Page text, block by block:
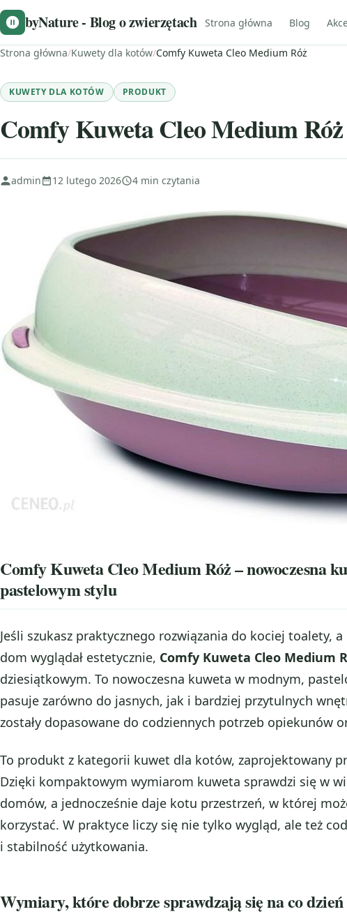
byNature - Blog o zwierzętach Strona główna Blog
Strona główna/Kuwety dla kotów/Comfy Kuweta Cleo Medium Róż
KUWETY DLA KOTÓW PRODUKT
Comfy Kuweta Cleo Medium Róż
admin 12 lutego 2026 4 min czytania
Comfy Kuweta Cleo Medium Róż – nowoczesna
pastelowym stylu
Jeśli szukasz praktycznego rozwiązania do kociej toalety,
dom wyglądał estetycznie, Comfy Kuweta Cleo Medium
dziesiątkowym. To nowoczesna kuweta w modnym,
pasuje zarówno do jasnych, jak i bardziej przytulnych
zostały dopasowane do codziennych potrzeb opiekunów
To produkt z kategorii kuwet dla kotów, zaprojektowany
Dzięki kompaktowym wymiarom kuweta sprawdzi się w
domów, a jednocześnie daje kotu przestrzeń, w której
korzystać. W praktyce liczy się nie tylko wygląd, ale też
i stabilność użytkowania.
Wymiary, które dobrze sprawdzają się na co dzień